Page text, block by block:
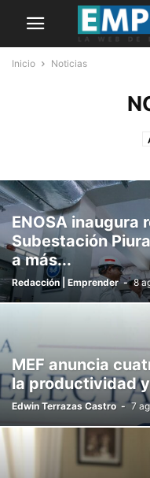
Inicio Noticias
ENOSA inaugura
Subestación
a más...
Redacción | Emprender - 8
MEF anuncia
la productividad
Edwin Terrazas Castro - 7